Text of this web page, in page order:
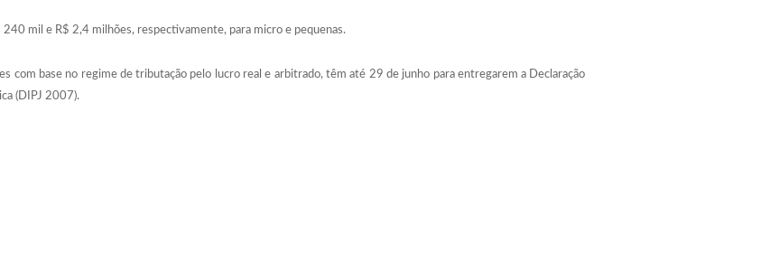
mil e R$ 2,4 milhões, respectivamente, para micro e pequenas.
com base no regime de tributação pelo lucro real e arbitrado, têm até 29 de junho para entregarem a Declaração
(DIPJ 2007).